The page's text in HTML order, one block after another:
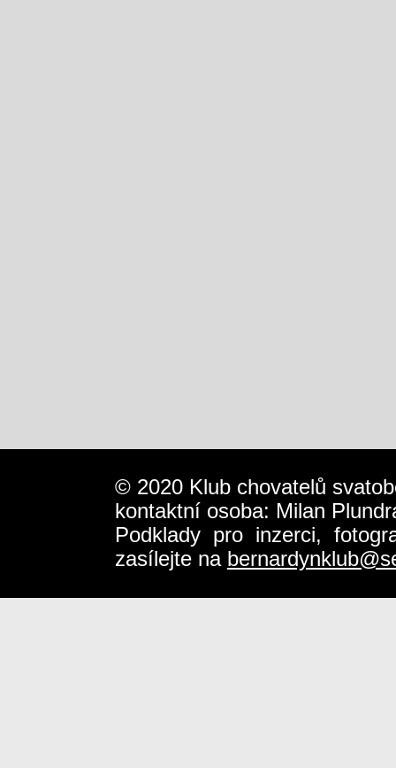
© 2020 Klub chovatelů
kontaktní osoba: Milan
Podklady pro inzerci,
zasílejte na